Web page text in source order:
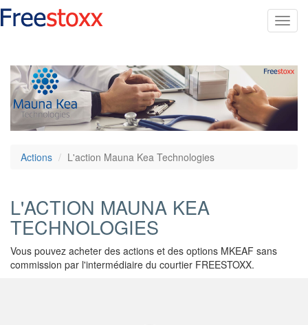
Actions L'action Mauna Kea Technologies
L'ACTION MAUNA KEA
TECHNOLOGIES
Vous pouvez acheter des actions et des options MKEAF sans
commission par l'intermédiaire du courtier FREESTOXX.